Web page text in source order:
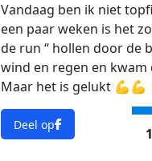
Vandaag ben ik niet
een paar weken is het
de run “ hollen door de
wind en regen en
Maar het is gelukt 💪💪
Deel op